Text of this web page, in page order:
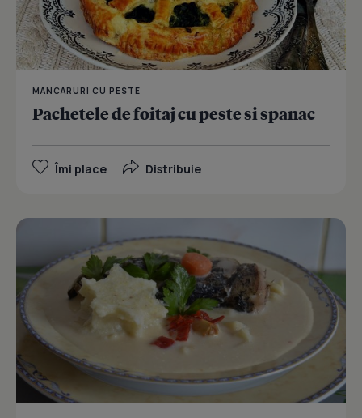
MANCARURI CU PESTE
Pachetele de foitaj cu peste si spanac
Îmi place Distribuie